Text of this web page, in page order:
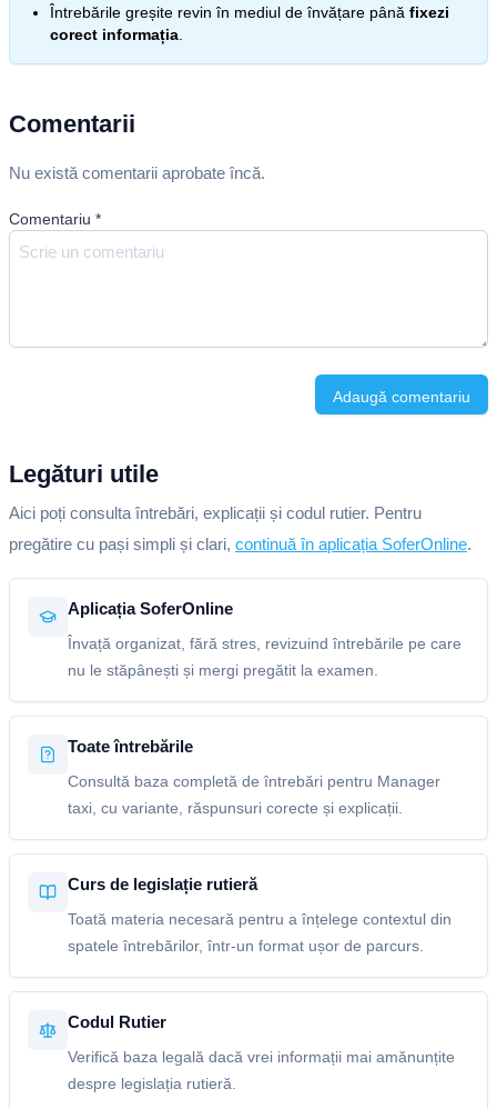
Întrebările greșite revin în mediul de învățare până fixezi
corect informația
Comentarii
Nu există comentarii aprobate încă.
Comentariu *
Adaugă comentariu
Legături utile
Aici poți consulta întrebări, explicații și codul rutier. Pentru
pregătire cu pași simpli și clari, continuă în aplicația SoferOnline.
Aplicația SoferOnline
Învață organizat, fără stres, revizuind întrebările pe care
nu le stăpânești și mergi pregătit la examen.
Toate întrebările
Consultă baza completă de întrebări pentru Manager
taxi, cu variante, răspunsuri corecte și explicații.
Curs de legislație rutieră
Toată materia necesară pentru a înțelege contextul din
spatele întrebărilor, într-un format ușor de parcurs.
Codul Rutier
Verifică baza legală dacă vrei informații mai amănunțite
despre legislația rutieră.